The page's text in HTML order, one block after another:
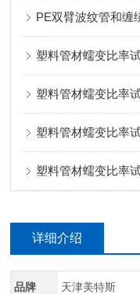
塑料管材蠕变比率
塑料管材蠕变比率
塑料管材蠕变比率
塑料管材蠕变比率
详细介绍
品牌 天津美特斯